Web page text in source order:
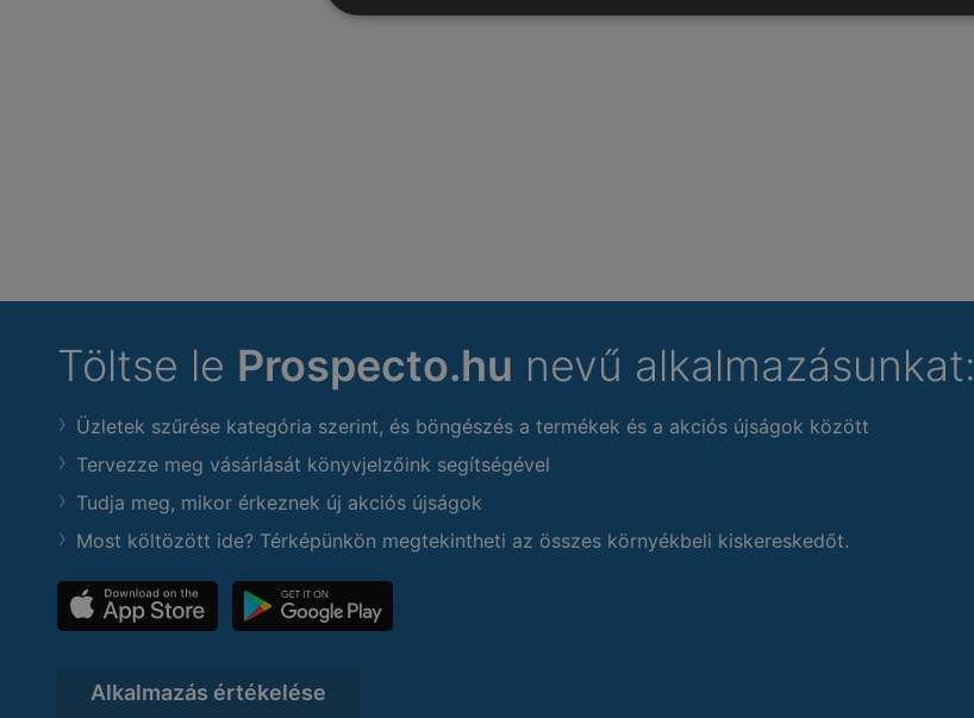
Töltse le Prospecto.hu nevű alkalmazásunkat:
Üzletek szűrése kategória szerint, és böngészés a termékek és a akciós újságok között
Tervezze meg vásárlását könyvjelzőink segítségével
Tudja meg, mikor érkeznek új akciós újságok
Most költözött ide? Térképünkön megtekintheti az összes környékbeli kiskereskedőt.
Alkalmazás értékelése